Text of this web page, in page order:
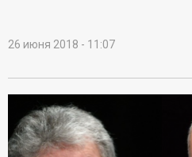
26 июня 2018 - 11:07